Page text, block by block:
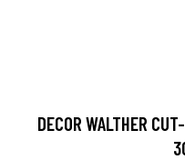
DECOR WALTHER